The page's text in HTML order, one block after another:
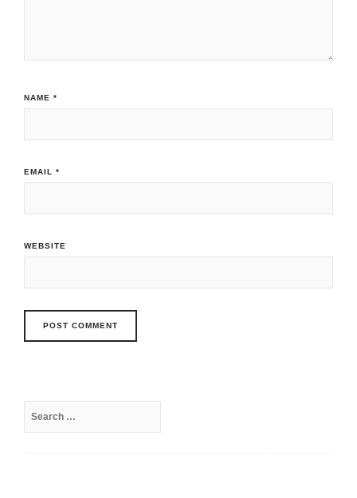
NAME *
EMAIL *
WEBSITE
for: